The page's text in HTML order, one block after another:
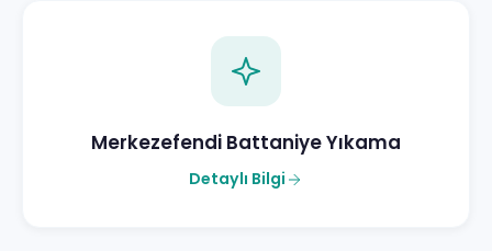
Merkezefendi Battaniye Yıkama
Detaylı Bilgi